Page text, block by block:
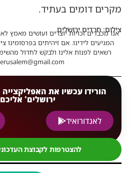
מקרים דומים בעתיד.
צילום: חרדים ירושלים
אנו מכבדים זכויות יוצרים ועושים מאמץ
המגיעים לידינו. אם זיהיתים בפרסומינו
רשאים לפנות אלינו ולבקש לחדול
הורידו עכשיו את
ירושלים' אליכם
לאנדורואיד
להצטרפות לקבוצת